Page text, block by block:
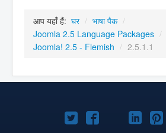
आप यहाँ हैं: घर / भाषा पैक /
Joomla 2.5 Language Packages /
Joomla! 2.5 - Flemish / 2.5.1.1
Joomla!Joomla!Joomla!